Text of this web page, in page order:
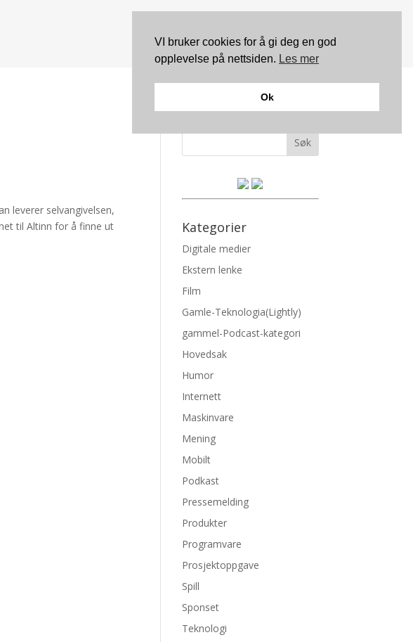
leverer selvangivelsen,
til Altinn for å finne ut
Søk
Kategorier
Digitale medier
Ekstern lenke
Film
Gamle-Teknologia(Lightly)
gammel-Podcast-kategori
Hovedsak
Humor
Internett
Maskinvare
Mening
Mobilt
Podkast
Pressemelding
Produkter
Programvare
Prosjektoppgave
Spill
Sponset
Teknologi
VI bruker cookies for å gi deg en god
opplevelse på nettsiden. Les mer
Ok